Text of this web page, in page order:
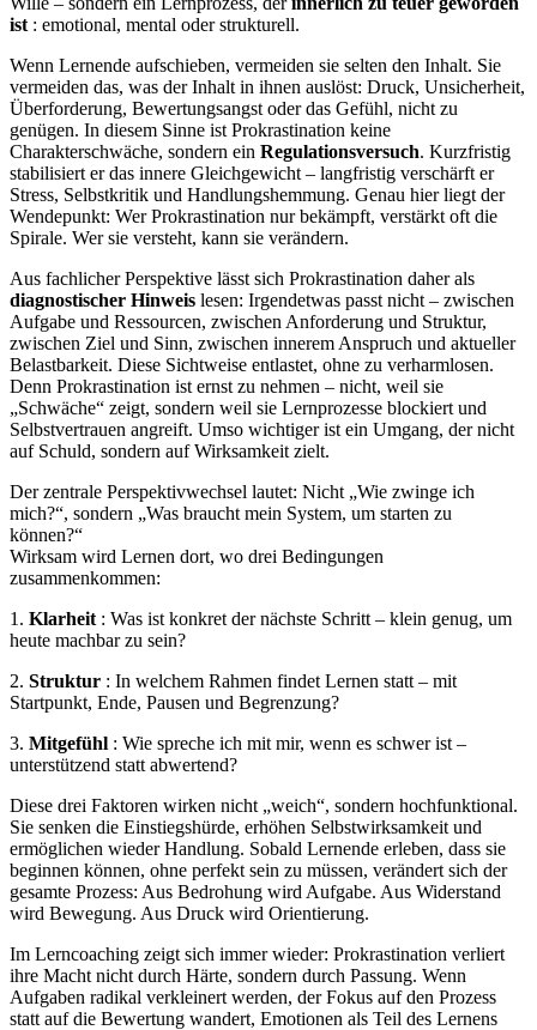
ist : emotional, mental oder strukturell.
Wenn Lernende aufschieben, vermeiden sie selten den Inhalt. Sie
vermeiden das, was der Inhalt in ihnen auslöst: Druck, Unsicherheit,
Überforderung, Bewertungsangst oder das Gefühl, nicht zu
genügen. In diesem Sinne ist Prokrastination keine
Charakterschwäche, sondern ein Regulationsversuch. Kurzfristig
stabilisiert er das innere Gleichgewicht – langfristig verschärft er
Stress, Selbstkritik und Handlungshemmung. Genau hier liegt der
Wendepunkt: Wer Prokrastination nur bekämpft, verstärkt oft die
Spirale. Wer sie versteht, kann sie verändern.
Aus fachlicher Perspektive lässt sich Prokrastination daher als
diagnostischer Hinweis lesen: Irgendetwas passt nicht – zwischen
Aufgabe und Ressourcen, zwischen Anforderung und Struktur,
zwischen Ziel und Sinn, zwischen innerem Anspruch und aktueller
Belastbarkeit. Diese Sichtweise entlastet, ohne zu verharmlosen.
Denn Prokrastination ist ernst zu nehmen – nicht, weil sie
„Schwäche“ zeigt, sondern weil sie Lernprozesse blockiert und
Selbstvertrauen angreift. Umso wichtiger ist ein Umgang, der nicht
auf Schuld, sondern auf Wirksamkeit zielt.
Der zentrale Perspektivwechsel lautet: Nicht „Wie zwinge ich
mich?“, sondern „Was braucht mein System, um starten zu
können?“
Wirksam wird Lernen dort, wo drei Bedingungen
zusammenkommen:
1. Klarheit : Was ist konkret der nächste Schritt – klein genug, um
heute machbar zu sein?
2. Struktur : In welchem Rahmen findet Lernen statt – mit
Startpunkt, Ende, Pausen und Begrenzung?
3. Mitgefühl : Wie spreche ich mit mir, wenn es schwer ist –
unterstützend statt abwertend?
Diese drei Faktoren wirken nicht „weich“, sondern hochfunktional.
Sie senken die Einstiegshürde, erhöhen Selbstwirksamkeit und
ermöglichen wieder Handlung. Sobald Lernende erleben, dass sie
beginnen können, ohne perfekt sein zu müssen, verändert sich der
gesamte Prozess: Aus Bedrohung wird Aufgabe. Aus Widerstand
wird Bewegung. Aus Druck wird Orientierung.
Im Lerncoaching zeigt sich immer wieder: Prokrastination verliert
ihre Macht nicht durch Härte, sondern durch Passung. Wenn
Aufgaben radikal verkleinert werden, der Fokus auf den Prozess
statt auf die Bewertung wandert, Emotionen als Teil des Lernens